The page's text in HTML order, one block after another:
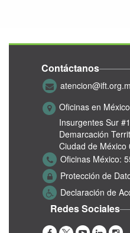
Contáctanos
Oficinas en
Insurgentes Sur
Demarcación
Ciudad de México
Oficinas México:
Protección de
Declaración de
Redes Sociales